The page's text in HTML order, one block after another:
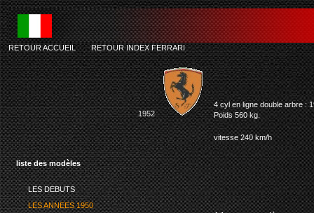
liste des modèles
LES DEBUTS
LES ANNEES 1950
RETOUR ACCUEIL-RETOUR INDEX FERRARI
1952
4 cyl en ligne double arbre :
Poids 560 kg.
vitesse 240 km/h